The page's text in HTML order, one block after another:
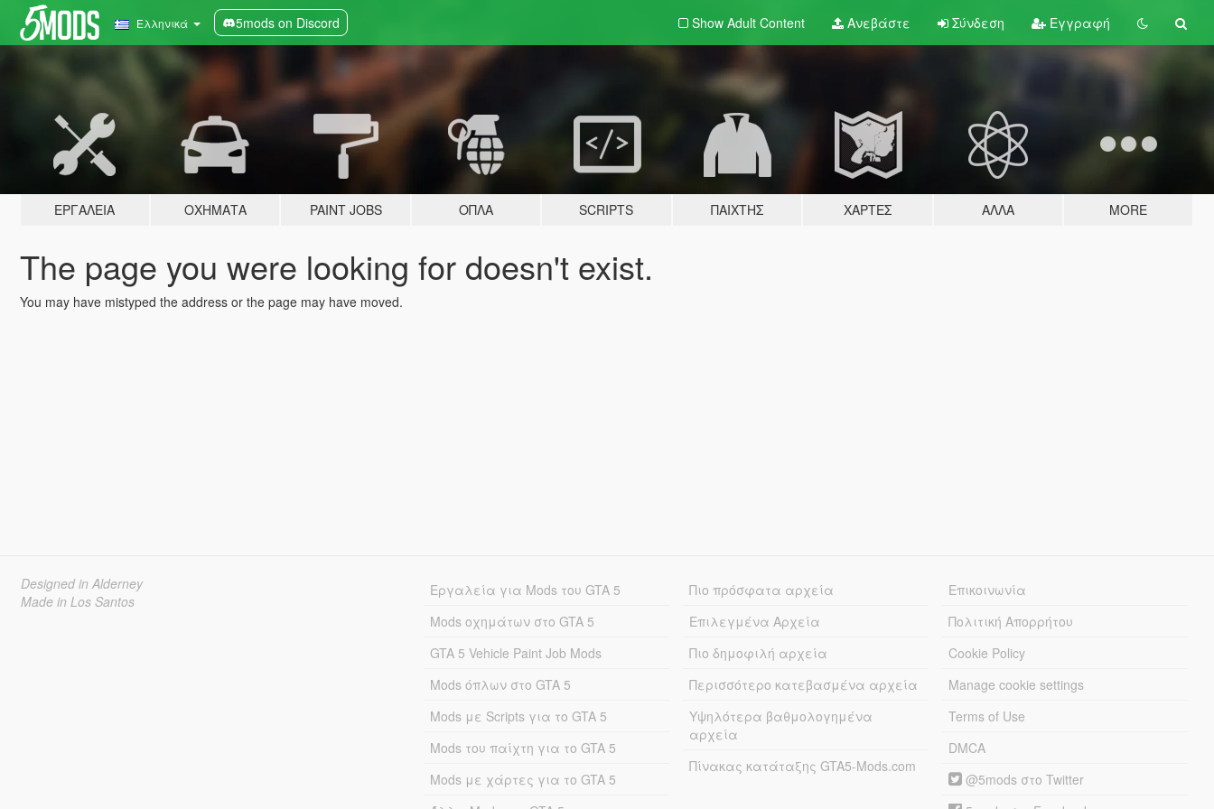
Ελληνικά 5mods on Discord Show Adult Content Ανεβάστε Σύνδεση Εγγραφή
ΕΡΓΑΛΕΊΑ ΟΧΉΜΑΤΑ PAINT JOBS ΌΠΛΑ SCRIPTS ΠΑΊΧΤΗΣ ΧΆΡΤΕΣ ΆΛΛΑ MORE
The page you were looking for doesn't exist.
You may have mistyped the address or the page may have moved.
Designed in Alderney
Made in Los Santos
Εργαλεία για Mods του GTA 5
Mods οχημάτων στο GTA 5
GTA 5 Vehicle Paint Job Mods
Mods όπλων στο GTA 5
Mods με Scripts για το GTA 5
Mods του παίχτη για το GTA 5
Mods με χάρτες για το GTA 5
Πιο πρόσφατα αρχεία
Επιλεγμένα Αρχεία
Πιο δημοφιλή αρχεία
Περισσότερο κατεβασμένα αρχεία
Υψηλότερα βαθμολογημένα
αρχεία
Πίνακας κατάταξης GTA5-Mods.com
Επικοινωνία
Πολιτική Απορρήτου
Cookie Policy
Manage cookie settings
Terms of Use
DMCA
@5mods στο Twitter